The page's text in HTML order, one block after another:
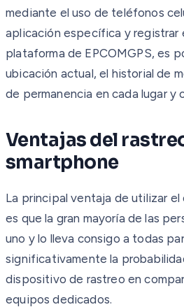
mediante el uso de teléfonos
aplicación específica y registrar
plataforma de EPCOMGPS, es
ubicación actual, el historial de
de permanencia en cada lugar y
Ventajas del
smartphone
La principal ventaja de utilizar el
es que la gran mayoría de las
uno y lo lleva consigo a todas
significativamente la
dispositivo de rastreo en
equipos dedicados.